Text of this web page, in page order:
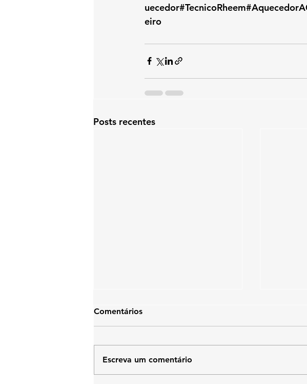
eiro
Posts recentes
Comentários
Escreva um comentário